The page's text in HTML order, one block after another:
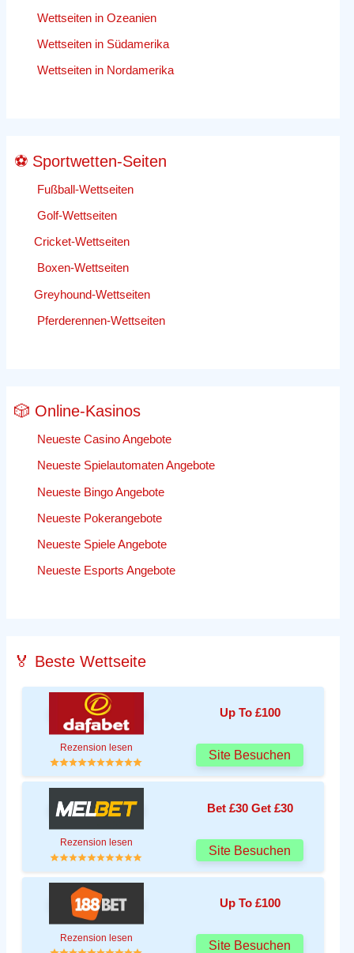
Wettseiten in Ozeanien
Wettseiten in Südamerika
Wettseiten in Nordamerika
⚽ Sportwetten-Seiten
Fußball-Wettseiten
Golf-Wettseiten
Cricket-Wettseiten
Boxen-Wettseiten
Greyhound-Wettseiten
Pferderennen-Wettseiten
🎲 Online-Kasinos
Neueste Casino Angebote
Neueste Spielautomaten Angebote
Neueste Bingo Angebote
Neueste Pokerangebote
Neueste Spiele Angebote
Neueste Esports Angebote
🏅 Beste Wettseite
Up To £100
Rezension lesen
Site Besuchen
Bet £30 Get £30
Rezension lesen
Site Besuchen
Up To £100
Rezension lesen
Site Besuchen